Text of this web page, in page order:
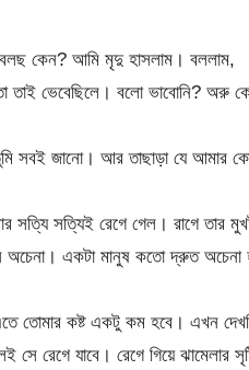
কেন? আমি মৃদু হাসলাম। বললাম,
তাই ভেবেছিলে। বলো ভাবোনি? অরু
সবই জানো। আর তাছাড়া যে আমার
সত্যিই রেগে গেল। রাগে তার
একটা মানুষ কতো দ্রুত অচেনা
এতে তোমার কষ্ট একটু কম হবে। এখন
রেগে যাবে। রেগে গিয়ে ঝামেলার